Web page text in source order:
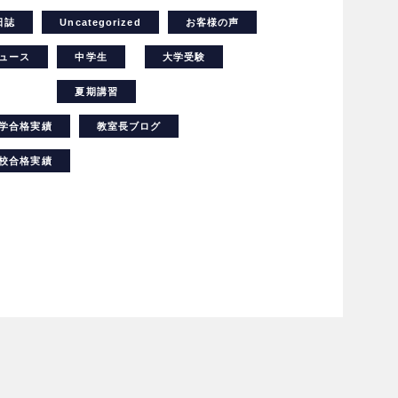
誌 Uncategorized お客様の声
ース 中学生
夏期講習
大学受験
合格実績 教室長ブログ
合格実績